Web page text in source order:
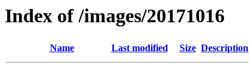
Index of /images/20171016
Name Last modified Size Description